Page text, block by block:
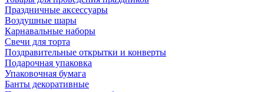
Праздничные аксессуары
Воздушные шары
Карнавальные наборы
Свечи для торта
Поздравительные открытки и конверты
Подарочная упаковка
Упаковочная бумага
Банты декоративные